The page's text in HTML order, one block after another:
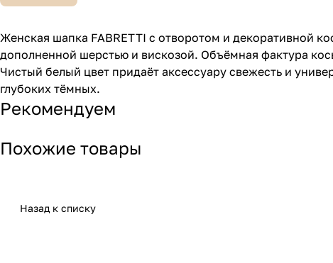
Женская шапка FABRETTI с отворотом и декоративной
дополненной шерстью и вискозой. Объёмная фактура
Чистый белый цвет придаёт аксессуару свежесть и
глубоких тёмных.
Рекомендуем
Похожие товары
Назад к списку